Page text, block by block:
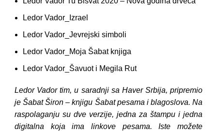
Ledor Vador_Izrael
Ledor Vador_Jevrejski simboli
Ledor Vador_Moja Šabat knjiga
Ledor Vador_Šavuot i Megila Rut
Ledor Vador tim, u saradnji sa Haver Srbija, pripremio
je Šabat Širon – knjigu Šabat pesama i blagoslova. Na
raspolaganju su dve verzije, jedna za štampu i jedna
digitalna koja ima linkove pesama. Iste možete